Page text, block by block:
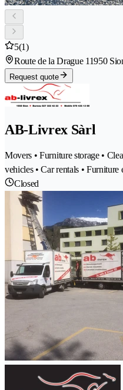
5(1)
Route de la Drague 11950
Request quote
AB-Livrex Sàrl
Movers • Furniture storage •
vehicles • Car rentals • Furniture
Closed